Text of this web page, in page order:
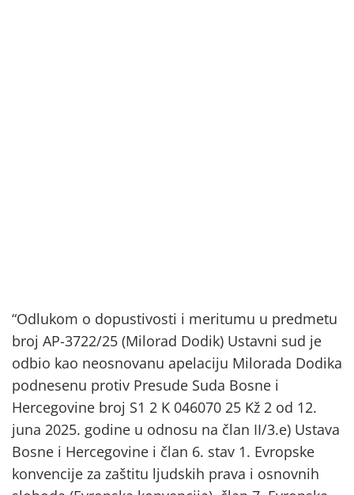
“Odlukom o dopustivosti i meritumu u predmetu
broj AP-3722/25 (Milorad Dodik) Ustavni sud je
odbio kao neosnovanu apelaciju Milorada Dodika
podnesenu protiv Presude Suda Bosne i
Hercegovine broj S1 2 K 046070 25 Kž 2 od 12.
juna 2025. godine u odnosu na član II/3.e) Ustava
Bosne i Hercegovine i član 6. stav 1. Evropske
konvencije za zaštitu ljudskih prava i osnovnih